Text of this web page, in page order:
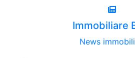
Immobiliare
News